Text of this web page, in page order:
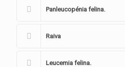
Panleucopénia felina.
Raiva
Leucemia felina.